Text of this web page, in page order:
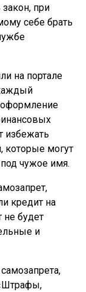
закон, при
себе брать
на портале
оформление
избежать
которые могут
чужое имя.
кредит на
не будет
и